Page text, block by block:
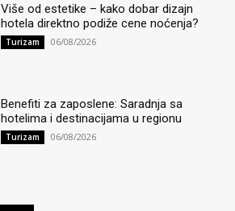
Više od estetike – kako dobar dizajn
hotela direktno podiže cene noćenja?
Turizam 06/08/2026
Benefiti za zaposlene: Saradnja sa
hotelima i destinacijama u regionu
Turizam 06/08/2026